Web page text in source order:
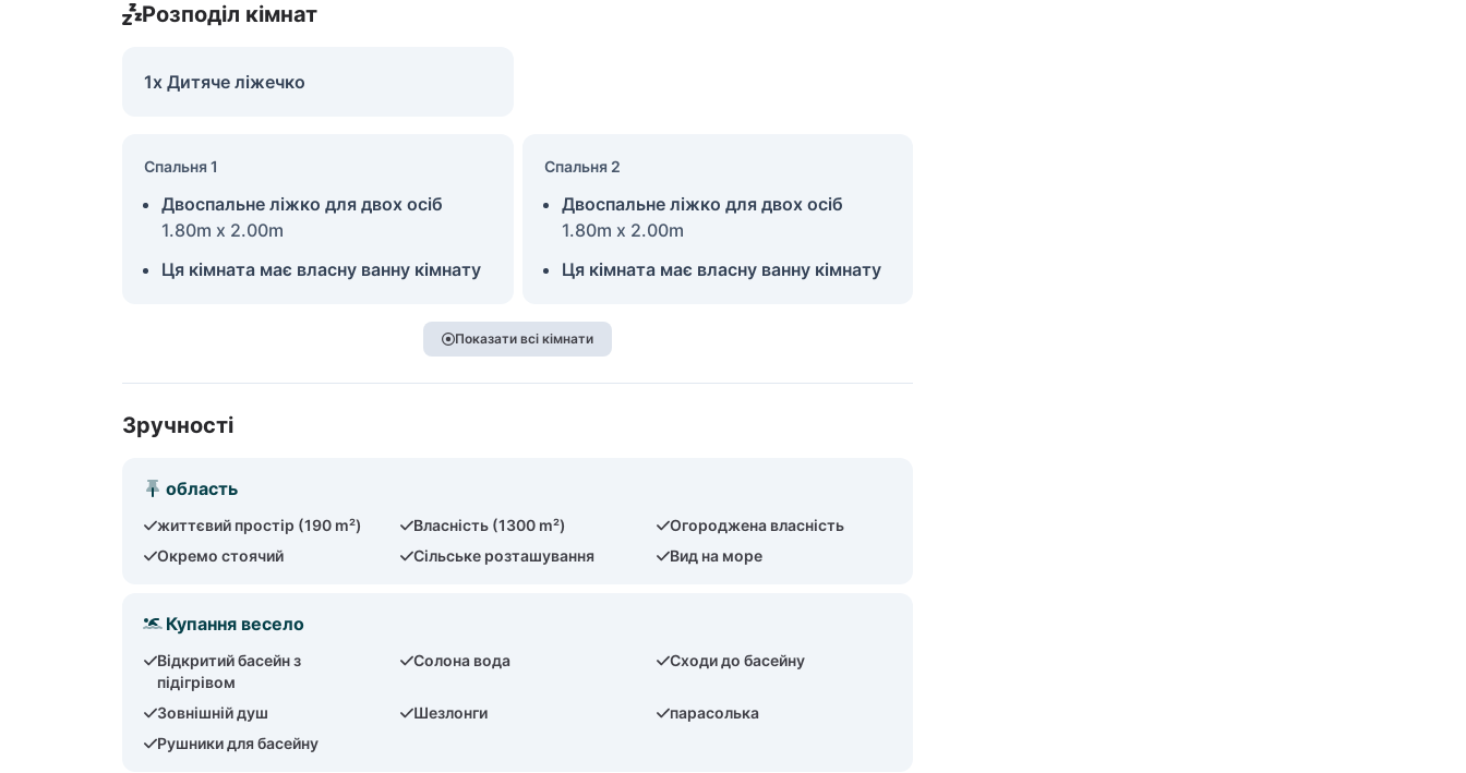
Розподіл кімнат
1x Дитяче ліжечко
Спальня 1
Двоспальне ліжко для двох осіб
1.80m x 2.00m
Ця кімната має власну ванну кімнату
Спальня 2
Двоспальне ліжко для двох осіб
1.80m x 2.00m
Ця кімната має власну ванну кімнату
Показати всі кімнати
Зручності
область
життєвий простір (190 m²) Власність (1300 m²)
Огороджена власність
Окремо стоячий
Сільське розташування Вид на море
Купання весело
Відкритий басейн з
підігрівом
Солона вода Сходи до басейну
Зовнішній душ Шезлонги
парасолька
Рушники для басейну